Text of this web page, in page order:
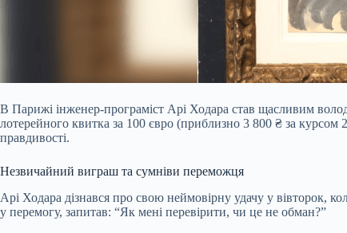
В Парижі інженер-програміст Арі Ходара став щасливим
лотерейного квитка за 100 євро (приблизно 3 800 ₴ за курсом
правдивості.
Незвичайний виграш та сумніви переможця
Арі Ходара дізнався про свою неймовірну удачу у вівторок,
у перемогу, запитав: “Як мені перевірити, чи це не обман?”